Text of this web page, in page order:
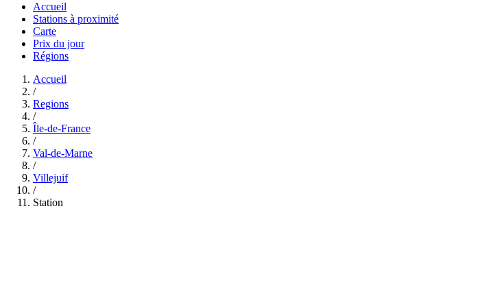
Accueil
Stations à proximité
Carte
Prix du jour
Régions
Accueil
/
Regions
/
Île-de-France
/
Val-de-Marne
/
Villejuif
/
Station